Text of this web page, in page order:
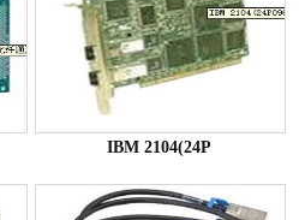
IBM 2104(24P